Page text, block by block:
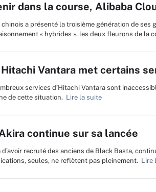
dans la course, Alibaba
a présenté la troisième génération de ses
« hybrides », les deux fleurons de la
Vantara met certains
services d’Hitachi Vantara sont
de cette situation. Lire la suite
continue sur sa lancée
d’avoir recruté des anciens de Black Basta,
seules, ne reflètent pas pleinement. Lire